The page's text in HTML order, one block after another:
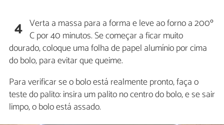
4 Verta a massa para a forma e leve ao forno a 200º
C por 40 minutos. Se começar a ficar muito
dourado, coloque uma folha de papel alumínio por cima
do bolo, para evitar que queime.
Para verificar se o bolo está realmente pronto, faça o
teste do palito: insira um palito no centro do bolo, e se sair
limpo, o bolo está assado.